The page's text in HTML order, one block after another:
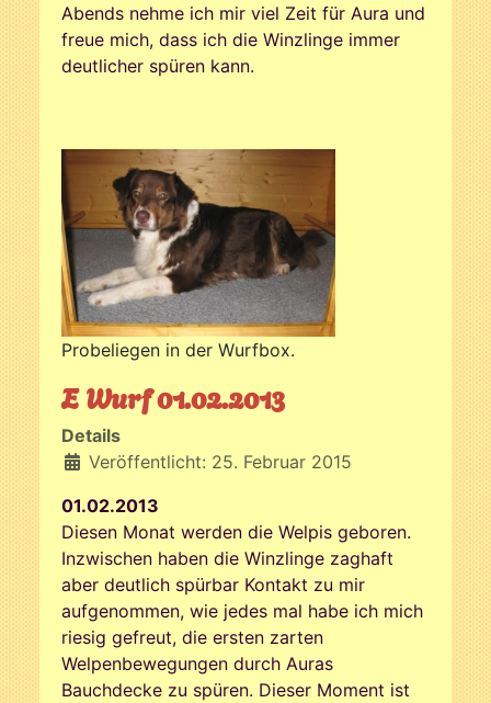
Abends nehme ich mir viel Zeit für Aura und
freue mich, dass ich die Winzlinge immer
deutlicher spüren kann.
Probeliegen in der Wurfbox.
E Wurf 01.02.2013
Details
Veröffentlicht: 25. Februar 2015
01.02.2013
Diesen Monat werden die Welpis geboren.
Inzwischen haben die Winzlinge zaghaft
aber deutlich spürbar Kontakt zu mir
aufgenommen, wie jedes mal habe ich mich
riesig gefreut, die ersten zarten
Welpenbewegungen durch Auras
Bauchdecke zu spüren. Dieser Moment ist